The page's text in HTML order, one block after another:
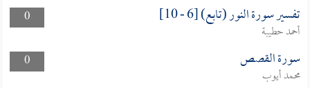
0
تفسير سورة النور (تابع) [6 - 10]
أحمد حطيبة
0
سورة القصص
محمد أيوب